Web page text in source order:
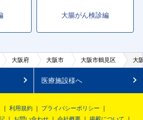
大腸がん検診編
大阪府 大阪市 大阪市鶴見区 大
医療施設様へ
利用規約
プライバシーポリシー